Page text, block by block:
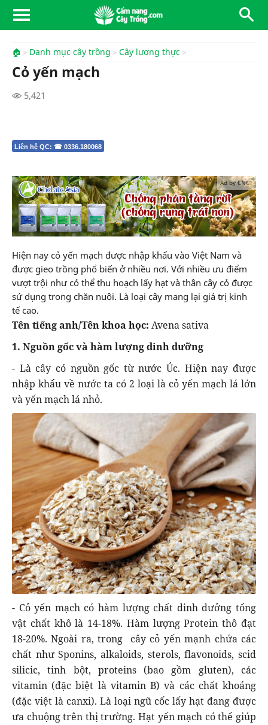
🏠 Danh mục cây trồng Cây lương thực
Cỏ yến mạch
5,421
Liên hệ QC: ☎ 0336.180068
Ad by CNCT
Hiện nay cỏ yến mạch được nhập khẩu vào Việt Nam và
được gieo trồng phổ biến ở nhiều nơi. Với nhiều ưu điểm
vượt trội như có thể thu hoạch lấy hạt và thân cây cỏ được
sử dụng trong chăn nuôi. Là loại cây mang lại giá trị kinh
tế cao.
Tên tiếng anh/Tên khoa học: Avena sativa
1. Nguồn gốc và hàm lượng dinh dưỡng
- Là cây có nguồn gốc từ nước Úc. Hiện nay được
nhập khẩu về nước ta có 2 loại là cỏ yến mạch lá lớn
và yến mạch lá nhỏ.
- Cỏ yến mạch có hàm lượng chất dinh dưởng tổng
vật chất khô là 14-18%. Hàm lượng Protein thô đạt
18-20%. Ngoài ra, trong cây cỏ yến mạnh chứa các
chất như Sponins, alkaloids, sterols, flavonoids, scid
silicic, tinh bột, proteins (bao gồm gluten), các
vitamin (đặc biệt là vitamin B) và các chất khoáng
(đặc việt là canxi). Là loại ngũ cốc lấy hạt đang được
ưa chuộng trên thị trường. Hạt yến mạch có thể giúp